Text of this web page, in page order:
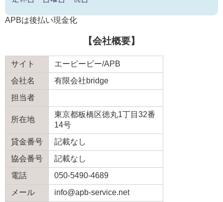
APBは後払い現金化
【会社概要】
サイト
エーピービー/APB
会社名
有限会社bridge
担当者
所在地
東京都板橋区徳丸1丁目32番
14号
貸金番号
記載なし
協会番号
記載なし
電話
050-5490-4689
メール
info@apb-service.net